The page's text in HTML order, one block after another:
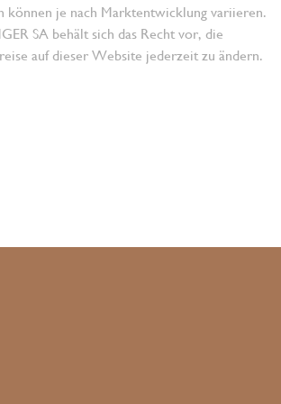
können je nach Marktentwicklung variieren.
SA behält sich das Recht vor, die
auf dieser Website jederzeit zu ändern.